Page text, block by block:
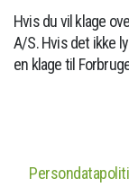
Hvis du vil klage
A/S. Hvis det ikke
en klage til